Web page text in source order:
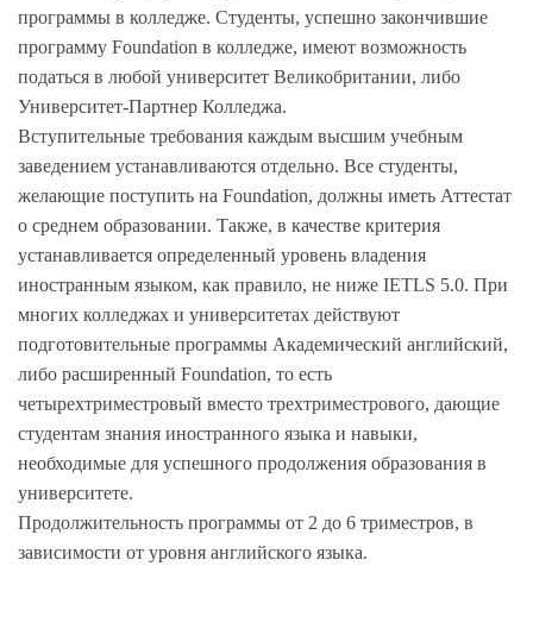
программы в колледже. Студенты, успешно закончившие
программу Foundation в колледже, имеют возможность
податься в любой университет Великобритании, либо
Университет-Партнер Колледжа.
Вступительные требования каждым высшим учебным
заведением устанавливаются отдельно. Все студенты,
желающие поступить на Foundation, должны иметь Аттестат
о среднем образовании. Также, в качестве критерия
устанавливается определенный уровень владения
иностранным языком, как правило, не ниже IETLS 5.0. При
многих колледжах и университетах действуют
подготовительные программы Академический английский,
либо расширенный Foundation, то есть
четырехтриместровый вместо трехтриместрового, дающие
студентам знания иностранного языка и навыки,
необходимые для успешного продолжения образования в
университете.
Продолжительность программы от 2 до 6 триместров, в
зависимости от уровня английского языка.